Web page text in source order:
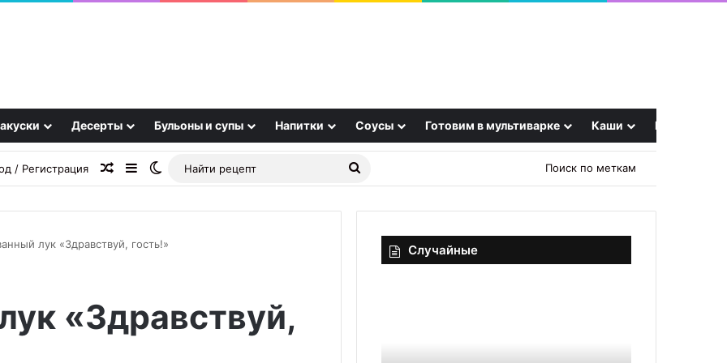
Десерты Бульоны и супы Напитки Соусы Готовим в мультиварке Каши Еще
/ Регистрация Случайная статья
SidebarSwitch skin
Найти
Поиск по меткам
лук «Здравствуй, гость!»
«Здравствуй,
Случайные